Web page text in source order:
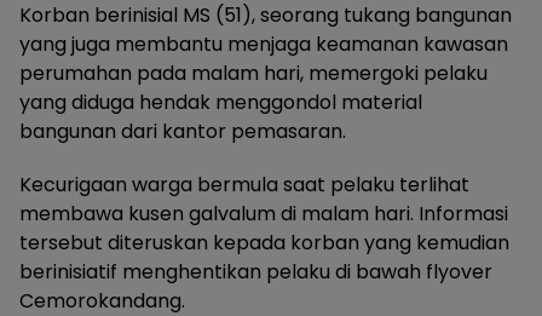
Korban berinisial MS (51), seorang tukang bangunan
yang juga membantu menjaga keamanan kawasan
perumahan pada malam hari, memergoki pelaku
yang diduga hendak menggondol material
bangunan dari kantor pemasaran.
Kecurigaan warga bermula saat pelaku terlihat
membawa kusen galvalum di malam hari. Informasi
tersebut diteruskan kepada korban yang kemudian
berinisiatif menghentikan pelaku di bawah flyover
Cemorokandang.